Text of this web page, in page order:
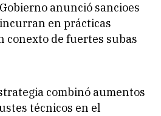
anunció sancioes
en prácticas
conexto de fuertes subas
combinó aumentos
técnicos en el